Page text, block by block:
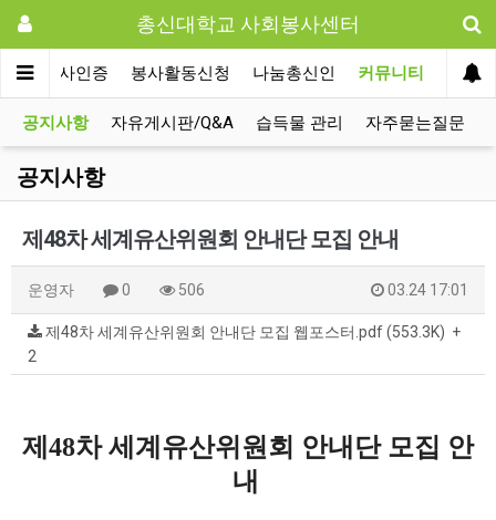
총신대학교 사회봉사센터
사회봉사인증 봉사활동신청 나눔총신인 커뮤니티
공지사항 자유게시판/Q&A 습득물 관리 자주묻는질문
공지사항
제48차 세계유산위원회 안내단 모집 안내
운영자 0 506 03.24 17:01
제48차 세계유산위원회 안내단 모집 웹포스터.pdf (553.3K) +
2
제48차 세계유산위원회 안내단 모집 안
내